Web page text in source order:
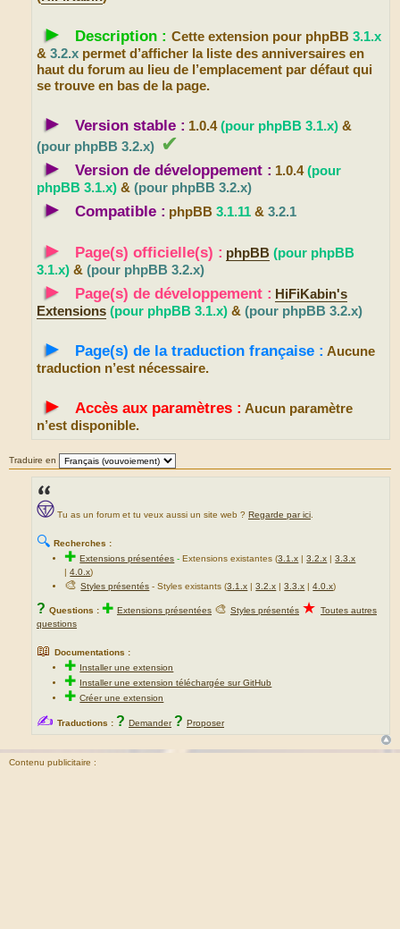
► Description : Cette extension pour phpBB 3.1.x
& 3.2.x permet d’afficher la liste des anniversaires en
haut du forum au lieu de l’emplacement par défaut qui
se trouve en bas de la page.
► Version stable : 1.0.4(pour phpBB 3.1.x) &
(pour phpBB 3.2.x) ✔
►
Version de développement : 1.0.4(pour
phpBB 3.1.x) & (pour phpBB 3.2.x)
► Compatible : phpBB 3.1.11 & 3.2.1
► Page(s) officielle(s) : phpBB (pour phpBB
3.1.x) & (pour phpBB 3.2.x)
► Page(s) de développement : HiFiKabin's
Extensions (pour phpBB 3.1.x) & (pour phpBB 3.2.x)
► Page(s) de la traduction française : Aucune
traduction n’est nécessaire.
► Accès aux paramètres : Aucun paramètre
n’est disponible.
Traduire en
Tu as un forum et tu veux aussi un site web ? Regarde par ici
🔍 Recherches :
✚Extensions présentées -Extensions existantes (3.1.x |3.2.x |3.3.x
|4.0.x)
🎨Styles présentés - Styles existants (3.1.x |3.2.x |3.3.x |4.0.x)
? Questions : ✚ Extensions présentées 🎨 Styles présentés ★ Toutes autres
questions
📖 Documentations :
✚ Installer une extension
✚ Installer une extension téléchargée sur GitHub
✚Créer une extension
✍ Traductions : ? Demander ? Proposer
Contenu publicitaire :